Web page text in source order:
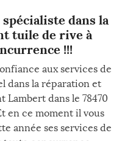
dans la
tuile de rive à
!!!
aux services de
dans la réparation et
Lambert dans le 78470
en ce moment il vous
année ses services de